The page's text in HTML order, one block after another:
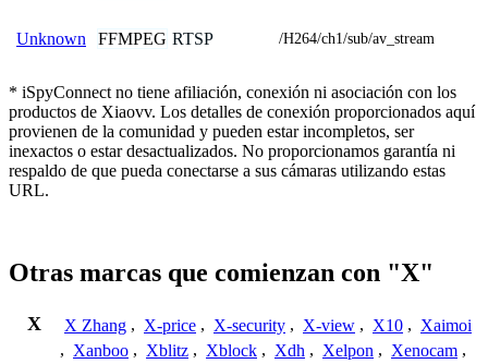
Unknown FFMPEG RTSP /H264/ch1/sub/av_stream
* iSpyConnect no tiene afiliación, conexión ni asociación con los
productos de Xiaovv. Los detalles de conexión proporcionados aquí
provienen de la comunidad y pueden estar incompletos, ser
inexactos o estar desactualizados. No proporcionamos garantía ni
respaldo de que pueda conectarse a sus cámaras utilizando estas
URL.
Otras marcas que comienzan con "X"
X X Zhang , X-price , X-security , X-view , X10 , Xaimoi
, Xanboo , Xblitz , Xblock , Xdh , Xelpon , Xenocam ,